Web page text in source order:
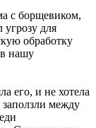
с борщевиком,
для
обработку
нашу
его, и не хотела
между